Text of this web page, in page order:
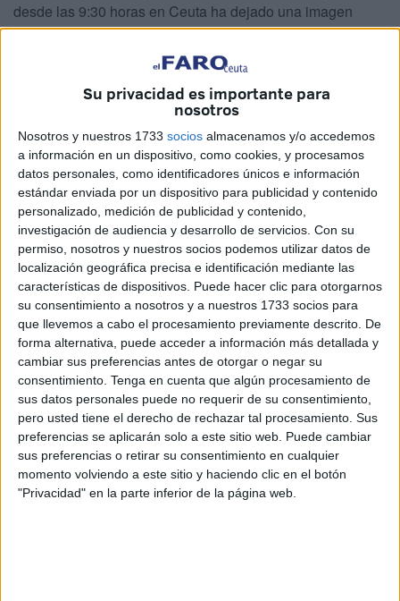
Su privacidad es importante para
nosotros
Nosotros y nuestros 1733 socios almacenamos y/o accedemos
a información en un dispositivo, como cookies, y procesamos
datos personales, como identificadores únicos e información
estándar enviada por un dispositivo para publicidad y contenido
personalizado, medición de publicidad y contenido,
investigación de audiencia y desarrollo de servicios. Con su
permiso, nosotros y nuestros socios podemos utilizar datos de
localización geográfica precisa e identificación mediante las
características de dispositivos. Puede hacer clic para otorgarnos
su consentimiento a nosotros y a nuestros 1733 socios para
que llevemos a cabo el procesamiento previamente descrito. De
forma alternativa, puede acceder a información más detallada y
cambiar sus preferencias antes de otorgar o negar su
consentimiento. Tenga en cuenta que algún procesamiento de
sus datos personales puede no requerir de su consentimiento,
pero usted tiene el derecho de rechazar tal procesamiento. Sus
preferencias se aplicarán solo a este sitio web. Puede cambiar
sus preferencias o retirar su consentimiento en cualquier
momento volviendo a este sitio y haciendo clic en el botón
"Privacidad" en la parte inferior de la página web.
desde las 9:30 horas en Ceuta ha dejado una imagen
difícil de encajar. El único diputado socialista que está
presente es Sebastián Guerrero,portavoz del Grupo
Solo, cual torero en plaza sin cuadrilla para la faena,
Guerrero ocupa la parte de la bancada reservada a los
compañeros de su Grupo.
Él tendrá que defender en solitariolas propuestas que
consiguió introduciren el orden del día tras corregir los
errores que llevaron, en un principio, a que la Mesa, en su
calificación, no las pudiera aceptar.